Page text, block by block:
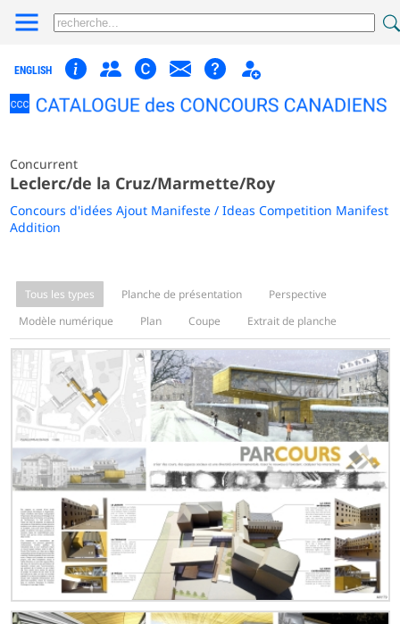
ENGLISH
Concurrent
Leclerc/de la Cruz/Marmette/Roy
Concours d'idées Ajout Manifeste / Ideas Competition Manifest
Addition
Tous les types Planche de présentation
Perspective
Modèle numérique
Plan Coupe Extrait de planche